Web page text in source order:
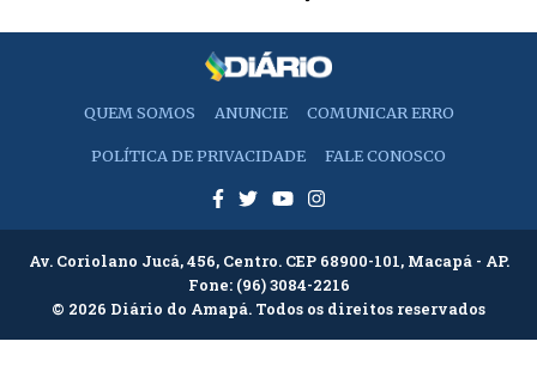
QUEM SOMOS ANUNCIE COMUNICAR ERRO
POLÍTICA DE PRIVACIDADE FALE CONOSCO
Av. Coriolano Jucá, 456, Centro. CEP 68900-101, Macapá - AP.
Fone: (96) 3084-2216
© 2026 Diário do Amapá. Todos os direitos reservados